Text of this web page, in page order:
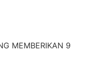
MEMBERIKAN 9